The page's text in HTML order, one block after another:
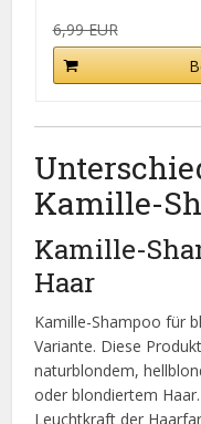
6,99 EUR
Kamille-
Kamille-
Haar
Kamille-Shampoo für
Variante. Diese
naturblondem,
oder blondiertem
Leuchtkraft der